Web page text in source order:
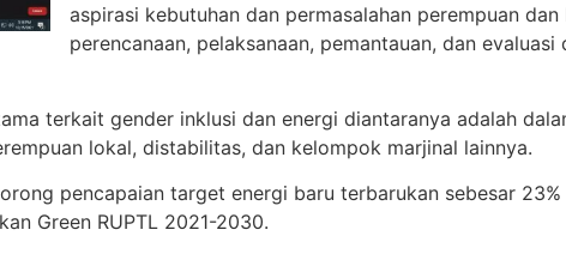
aspirasi kebutuhan dan permasalahan perempuan
perencanaan, pelaksanaan, pemantauan, dan
terkait gender inklusi dan energi diantaranya adalah
lokal, distabilitas, dan kelompok marjinal lainnya.
pencapaian target energi baru terbarukan sebesar
Green RUPTL 2021-2030.